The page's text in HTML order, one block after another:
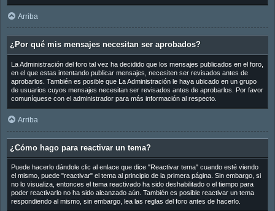
Arriba
¿Por qué mis mensajes necesitan ser aprobados?
La Administración del foro tal vez ha decidido que los mensajes publicados en el foro,
en el que estas intentando publicar mensajes, necesiten ser revisados antes de
aprobarlos. También es posible que La Administración le haya ubicado en un grupo
de usuarios cuyos mensajes necesitan ser revisados antes de aprobarlos. Por favor
comuníquese con el administrador para más información al respecto.
Arriba
¿Cómo hago para reactivar un tema?
Puede hacerlo dándole clic al enlace que dice "Reactivar tema" cuando esté viendo
el mismo, puede "reactivar" el tema al principio de la primera página. Sin embargo, si
no lo visualiza, entonces el tema reactivado ha sido deshabilitado o el tiempo para
poder reactivarlo no ha sido alcanzado aún. También es posible reactivar un tema
respondiendo al mismo, sin embargo, lea las reglas del foro antes de hacerlo.